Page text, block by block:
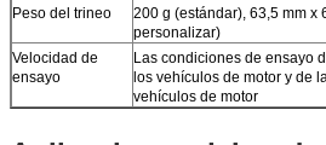
Peso del trineo
200 g (estándar), 63,5 mm x
personalizar)
Velocidad de
ensayo
Las condiciones de ensayo
los vehículos de motor y de
vehículos de motor